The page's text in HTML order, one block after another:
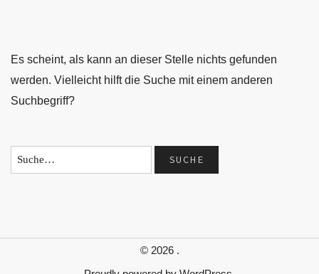
Es scheint, als kann an dieser Stelle nichts gefunden
werden. Vielleicht hilft die Suche mit einem anderen
Suchbegriff?
© 2026 .